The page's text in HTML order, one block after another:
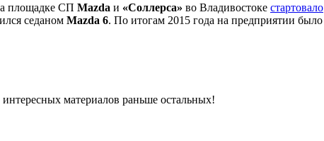
площадке СП Mazda и «Соллерса» во Владивостоке стартовало
седаном Mazda 6. По итогам 2015 года на предприятии было
материалов раньше остальных!